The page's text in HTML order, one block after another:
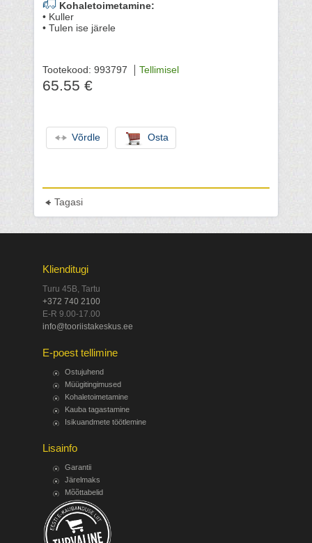
Kohaletoimetamine:
• Kuller
• Tulen ise järele
Tootekood: 993797 Tellimisel
65.55 €
Võrdle Osta
Tagasi
Klienditugi
Turu 45B, Tartu
+372 740 2100
E-R 9.00-17.00
info@tooriistakeskus.ee
E-poest tellimine
Ostujuhend
Müügitingimused
Kohaletoimetamine
Kauba tagastamine
Isikuandmete töötlemine
Lisainfo
Garantii
Järelmaks
Mõõttabelid